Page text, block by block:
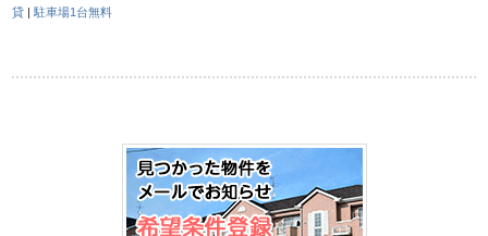
貸 |駐車場1台無料